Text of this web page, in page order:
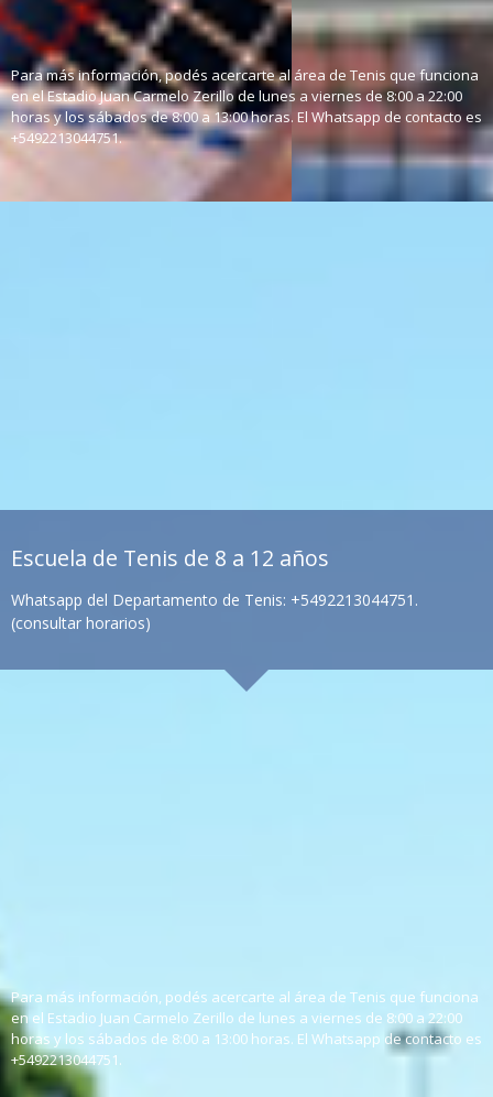
118)
Para más información, podés acercarte al área de Tenis que funciona
en el Estadio Juan Carmelo Zerillo de lunes a viernes de 8:00 a 22:00
horas y los sábados de 8:00 a 13:00 horas. El Whatsapp de contacto es
+5492213044751.
Escuela de Tenis de 8 a 12 años
Whatsapp del Departamento de Tenis: +5492213044751.
(consultar horarios)
Para más información, podés acercarte al área de Tenis que funciona
en el Estadio Juan Carmelo Zerillo de lunes a viernes de 8:00 a 22:00
horas y los sábados de 8:00 a 13:00 horas. El Whatsapp de contacto es
+5492213044751.